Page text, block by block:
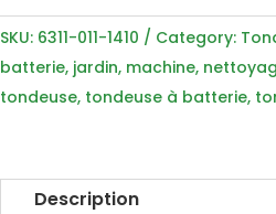
batterie
STIHL
RMA
235
(sans
SKU: 6311-011-1410 Category:
batterie, jardin, machine,
tondeuse, tondeuse à batterie,
Description